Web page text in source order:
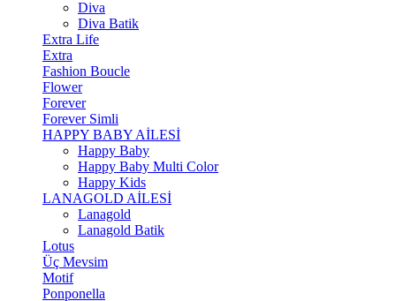
Diva
Diva Batik
Extra Life
Extra
Fashion Boucle
Flower
Forever
Forever Simli
HAPPY BABY AİLESİ
Happy Baby
Happy Baby Multi Color
Happy Kids
LANAGOLD AİLESİ
Lanagold
Lanagold Batik
Lotus
Üç Mevsim
Motif
Ponponella